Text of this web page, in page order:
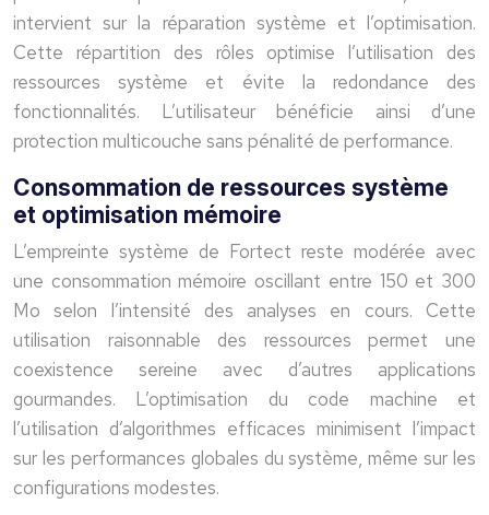
intervient sur la réparation système et l’optimisation.
Cette répartition des rôles optimise l’utilisation des
ressources système et évite la redondance des
fonctionnalités. L’utilisateur bénéficie ainsi d’une
protection multicouche sans pénalité de performance.
Consommation de ressources système
et optimisation mémoire
L’empreinte système de Fortect reste modérée avec
une consommation mémoire oscillant entre 150 et 300
Mo selon l’intensité des analyses en cours. Cette
utilisation raisonnable des ressources permet une
coexistence sereine avec d’autres applications
gourmandes. L’optimisation du code machine et
l’utilisation d’algorithmes efficaces minimisent l’impact
sur les performances globales du système, même sur les
configurations modestes.